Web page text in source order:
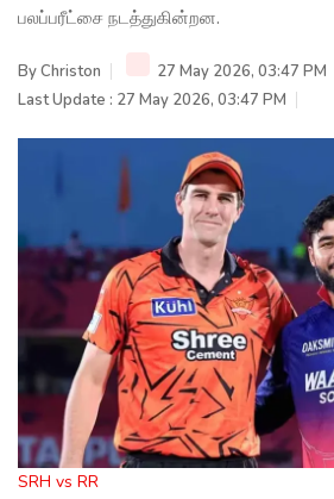
பலப்பரீட்சை நடத்துகின்றன.
ByChriston
27 May 2026, 03:47 PM
Last Update : 27 May 2026, 03:47 PM
SRH vs RR